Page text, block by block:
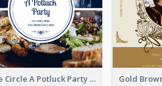
Blue Circle A Potluck Party Invitation